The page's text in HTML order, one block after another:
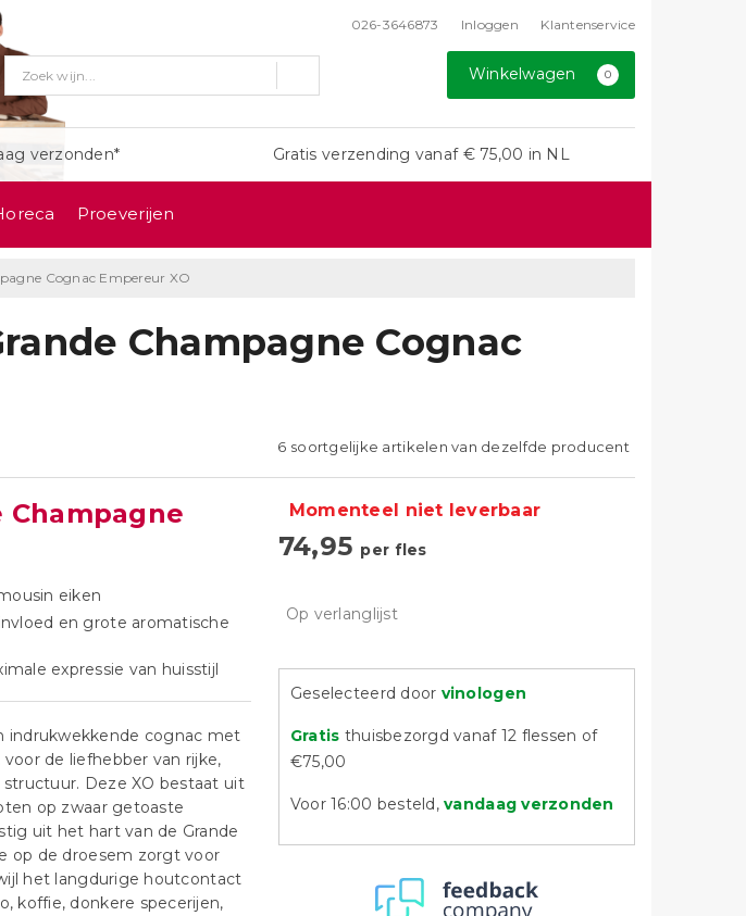
026-3646873 Inloggen Klantenservice
Winkelwagen 0
verzonden* Gratis verzending vanaf € 75,00 in NL
Proeverijen
Cognac Empereur XO
Champagne Cognac
6 soortgelijke artikelen van dezelfde producent
Champagne
eiken
en grote aromatische
expressie van huisstijl
indrukwekkende cognac met
de liefhebber van rijke,
Deze XO bestaat uit
op zwaar getoaste
uit het hart van de Grande
op de droesem zorgt voor
het langdurige houtcontact
koffie, donkere specerijen,
Momenteel niet leverbaar
74,95 per fles
Op verlanglijst
Geselecteerd door vinologen
Gratis thuisbezorgd vanaf 12 flessen of
€75,00
Voor 16:00 besteld,vandaag verzonden